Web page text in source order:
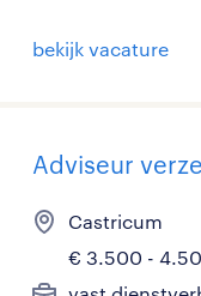
bekijk vacature
Adviseur
Castricum
€ 3.500 -